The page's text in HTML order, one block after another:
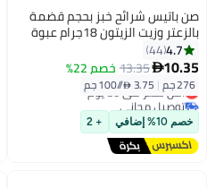
صن باتيس شرائح خبز بحجم قضمة
بالزعتر وزيت الزيتون 18جرام عبوة
من 12 قطعة4.7
44
10.35
13.35خصم 22%
276 جم |
أقل سعر في 30 يوم
توصيل مجاني
أقل سعر في 30 يوم
خصم 10% إضافي + 2